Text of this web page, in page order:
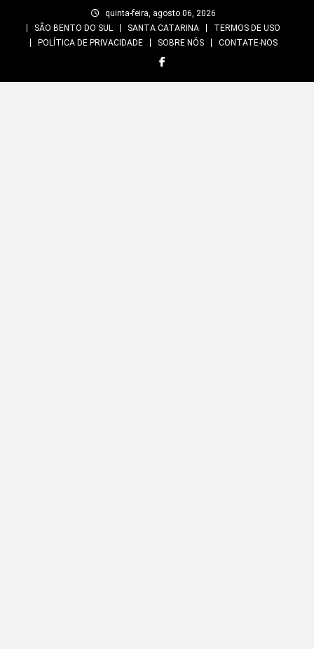
quinta-feira, agosto 06, 2026
SÃO BENTO DO SUL
SANTA CATARINA
TERMOS DE USO
POLÍTICA DE PRIVACIDADE
SOBRE NÓS CONTATE-NOS